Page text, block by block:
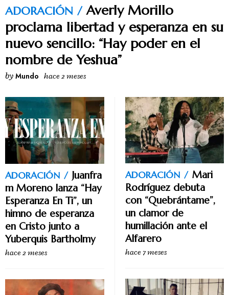
ADORACIÓN
Averly Morillo
proclama libertad y esperanza en su
nuevo sencillo: “Hay poder en el
nombre de Yeshua”
by Mundo hace 2 meses
ADORACIÓN
Juanfra
m Moreno lanza “Hay
Esperanza En Ti”, un
himno de esperanza
en Cristo junto a
Yuberquis Bartholmy
hace 2 meses
ADORACIÓN
Mari
Rodríguez debuta
con “Quebrántame”,
un clamor de
humillación ante el
Alfarero
hace 7 meses